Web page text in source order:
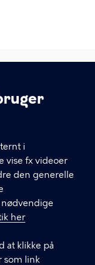
i
vise fx videoer
den generelle
her
at klikke på
som link